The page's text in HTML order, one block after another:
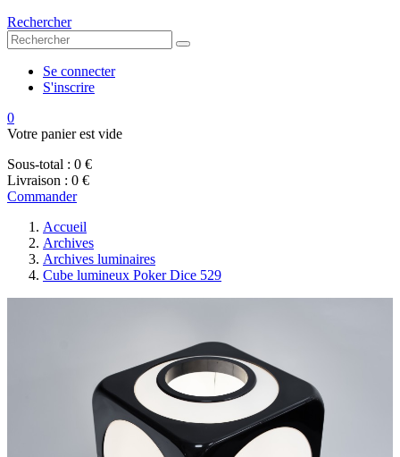
Rechercher
Se connecter
S'inscrire
0
Votre panier est vide
Sous-total : 0 €
Livraison : 0 €
Commander
Accueil
Archives
Archives luminaires
Cube lumineux Poker Dice 529